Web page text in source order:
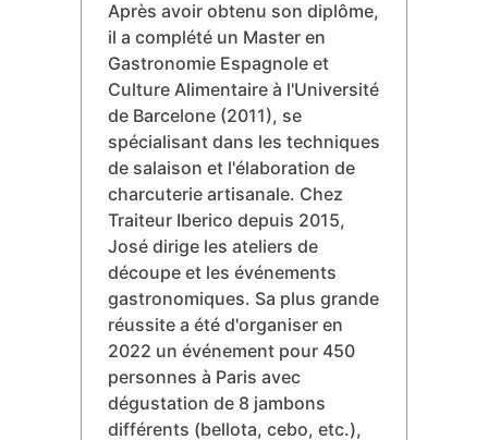
Extremadura) à affiner 200
jambons pendant 36 mois.
Goûter ces jambons à leur point
optimal l'a convaincu que le
produit ibérique est une
question de patience et de
savoir-faire.
Après avoir obtenu son diplôme,
il a complété un Master en
Gastronomie Espagnole et
Culture Alimentaire à l'Université
de Barcelone (2011), se
spécialisant dans les techniques
de salaison et l'élaboration de
charcuterie artisanale. Chez
Traiteur Iberico depuis 2015,
José dirige les ateliers de